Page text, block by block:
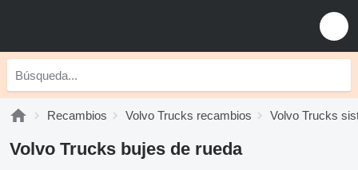
Recambios Volvo Trucks recambios Volvo Trucks
Volvo Trucks bujes de rueda